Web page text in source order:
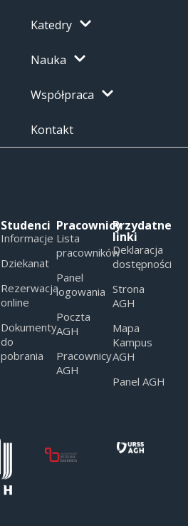
Katedry
Nauka
Współpraca
Kontakt
Studenci
Informacje
Dziekanat
Rezerwacja
online
Dokumenty
do
pobrania
Pracownicy
Lista
pracowników
Panel
logowania
Poczta
AGH
Pracownicy
AGH
Przydatne
linki
Deklaracja
dostępności
Strona
AGH
Mapa
Kampus
AGH
Panel AGH